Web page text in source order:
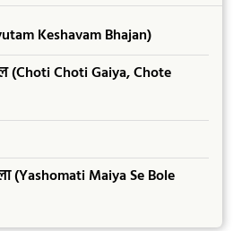
Keshavam Bhajan)
(Choti Choti Gaiya, Chote
(Yashomati Maiya Se Bole